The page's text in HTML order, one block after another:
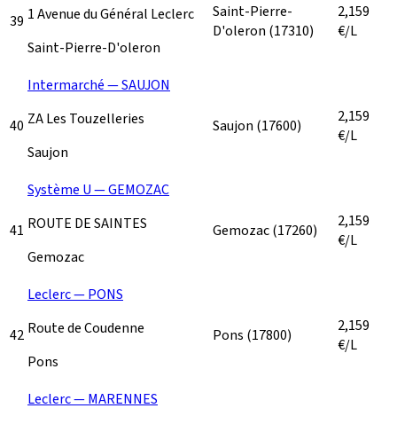
39 1 Avenue du Général Leclerc
Saint-Pierre-D'oleron
Saint-Pierre-
D'oleron (17310)
2,159
€/L
40
Intermarché — SAUJON
ZA Les Touzelleries
Saujon
Saujon (17600)
2,159
€/L
41
Système U — GEMOZAC
ROUTE DE SAINTES
Gemozac
Gemozac(17260)
2,159
€/L
42
Leclerc — PONS
Route de Coudenne
Pons
Pons (17800)
2,159
€/L
Leclerc — MARENNES